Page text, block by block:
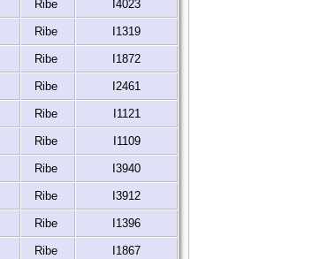
Ribe I4023
Ribe I1319
Ribe I1872
Ribe I2461
Ribe I1121
Ribe I1109
Ribe I3940
Ribe I3912
Ribe I1396
Ribe I1867